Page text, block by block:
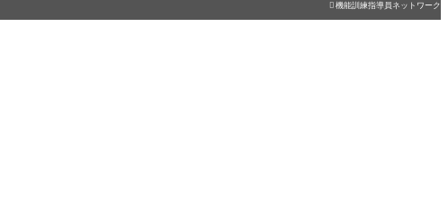
 機能訓練指導員ネットワーク